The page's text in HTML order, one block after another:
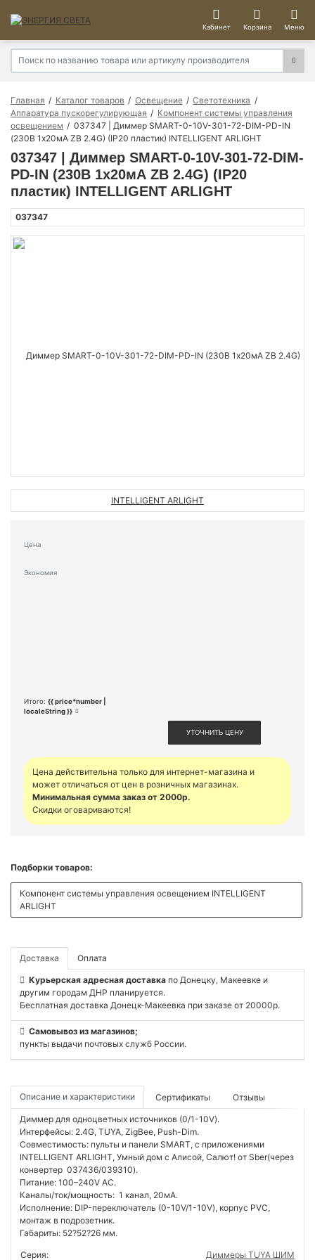
Кабинет Корзина Меню
Главная Каталог товаров Освещение
Светотехника
Аппаратура пускорегулирующая
Компонент системы управления
освещением
037347 | Диммер SMART-0-10V-301-72-DIM-PD-IN
(230В 1х20мА ZB 2.4G) (IP20 пластик) INTELLIGENT ARLIGHT
037347 | Диммер SMART-0-10V-301-72-DIM-
PD-IN (230В 1х20мА ZB 2.4G) (IP20
пластик) INTELLIGENT ARLIGHT
037347
INTELLIGENT ARLIGHT
Цена
Экономия
Итого: {{ price*number |
localeString }}
УТОЧНИТЬ ЦЕНУ
Цена действительна только для интернет-магазина и
может отличаться от цен в розничных магазинах.
Минимальная сумма заказ от 2000р.
Скидки оговариваются!
Подборки товаров:
Компонент системы управления освещением INTELLIGENT
ARLIGHT
Доставка Оплата
Курьерская адресная доставка по Донецку, Макеевке и
другим городам ДНР планируется.
Бесплатная доставка Донецк-Макеевка при заказе от 20000р.
Самовывоз из магазинов;
пункты выдачи почтовых служб России.
Описание и характеристики Сертификаты Отзывы
Диммер для одноцветных источников (0/1-10V).
Интерфейсы: 2.4G, TUYA, ZigBee, Push-Dim.
Совместимость: пульты и панели SMART, с приложениями
INTELLIGENT ARLIGHT, Умный дом с Алисой, Салют! от Sber(через
конвертер 037436/039310).
Питание: 100–240V AC.
Каналы/ток/мощность: 1 канал, 20мА.
Исполнение: DIP-переключатель (0-10V/1-10V), корпус PVC,
монтаж в подрозетник.
Габариты: 52?52?26 мм.
Серия: Диммеры TUYA ШИМ